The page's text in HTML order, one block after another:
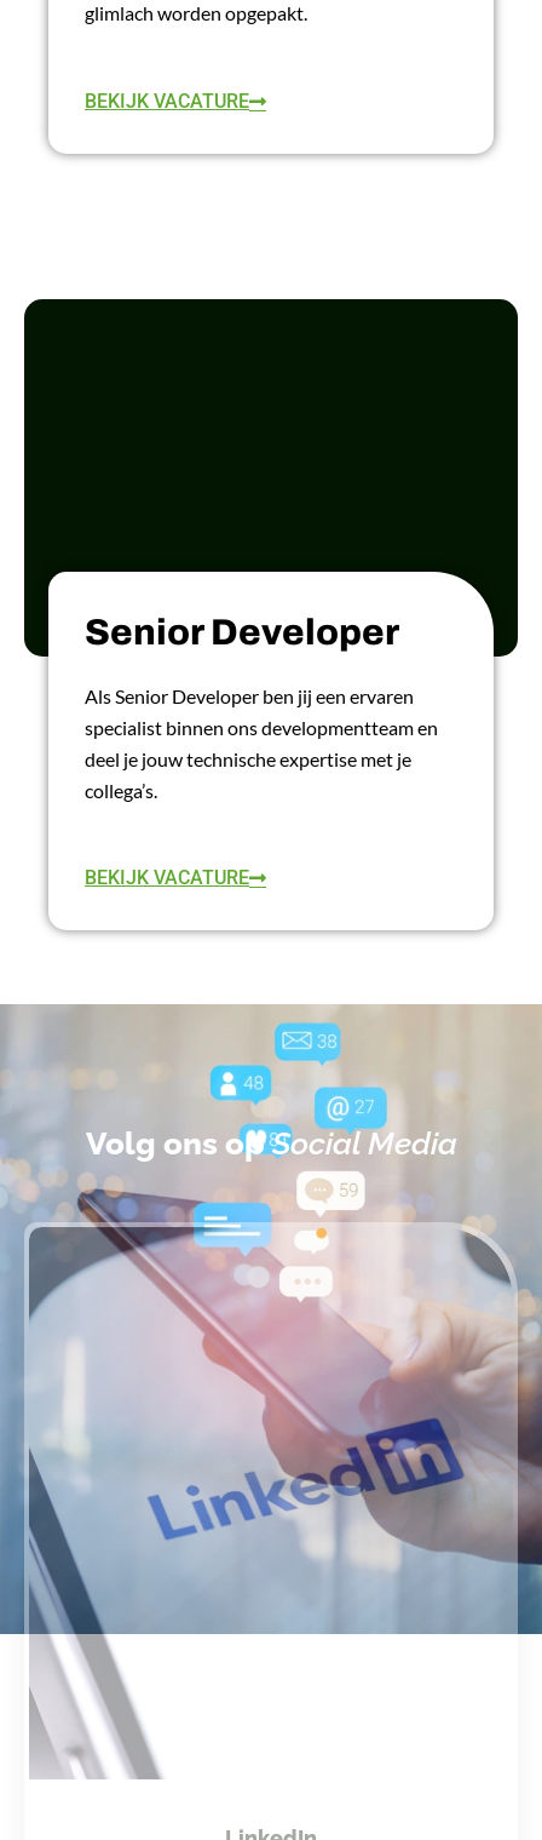
LEES MEER
glimlach worden opgepakt.
BEKIJK VACATURE
Senior Developer
Als Senior Developer ben jij een ervaren
specialist binnen ons developmentteam en
deel je jouw technische expertise met je
collega’s.
BEKIJK VACATURE
Volg ons opSocial Media